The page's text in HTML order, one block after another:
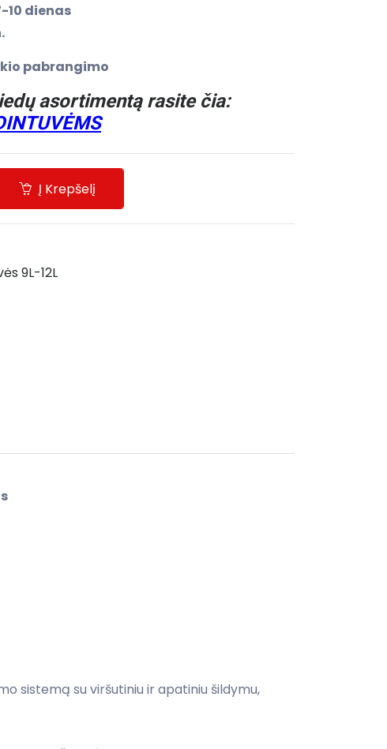
10 dienas
pabrangimo
asortimentą rasite čia:
Į Krepšelį
9L-12L
sistemą su viršutiniu ir apatiniu šildymu,